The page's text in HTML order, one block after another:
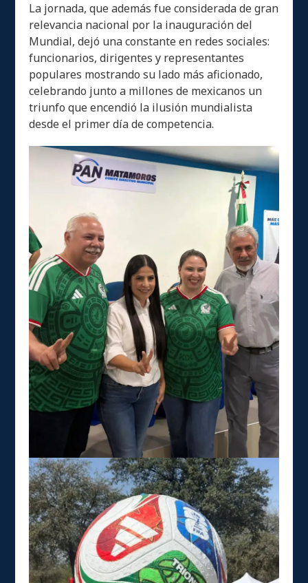
La jornada, que además fue considerada de gran
relevancia nacional por la inauguración del
Mundial, dejó una constante en redes sociales:
funcionarios, dirigentes y representantes
populares mostrando su lado más aficionado,
celebrando junto a millones de mexicanos un
triunfo que encendió la ilusión mundialista
desde el primer día de competencia.